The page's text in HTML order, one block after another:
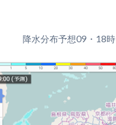
降水分布予想09・18時